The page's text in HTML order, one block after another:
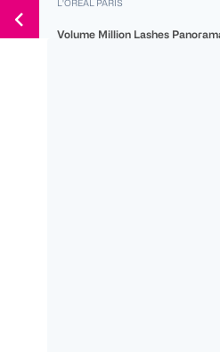
150 Ös
300 Ös
500 Ös
Weiter
zum
L'ORÉAL PARIS
Volume Million Lashes